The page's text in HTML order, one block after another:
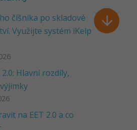

číšníka po skladové
Využijte systém iKelp
2.0: Hlavní rozdíly,
na EET 2.0 a co